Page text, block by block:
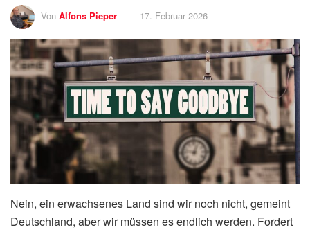
Von Alfons Pieper 17. Februar 2026
Nein, ein erwachsenes Land sind wir noch nicht, gemeint
Deutschland, aber wir müssen es endlich werden. Fordert